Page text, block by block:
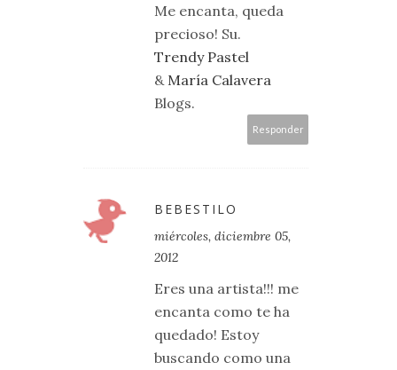
Me encanta, queda
precioso! Su.
Trendy Pastel
& María Calavera
Blogs.
Responder
BEBESTILO
miércoles, diciembre 05,
2012
Eres una artista!!! me
encanta como te ha
quedado! Estoy
buscando como una